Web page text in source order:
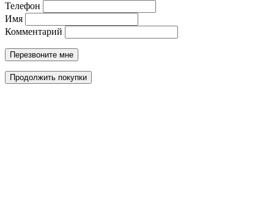
Телефон
Имя
Комментарий
Перезвоните мне
Продолжить покупки